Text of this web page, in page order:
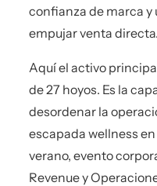
confianza de marca y
empujar venta directa.
Aquí el activo
de 27 hoyos. Es la
desordenar la
escapada wellness
verano, evento
Revenue y